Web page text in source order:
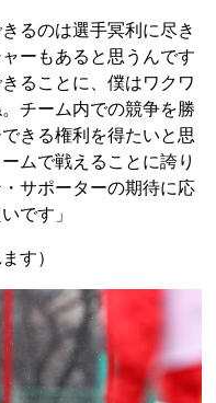
るのは選手冥利に尽き
ーもあると思うんです
ることに、僕はワクワ
チーム内での競争を勝
きる権利を得たいと思
ムで戦えることに誇り
サポーターの期待に応
です」
す）